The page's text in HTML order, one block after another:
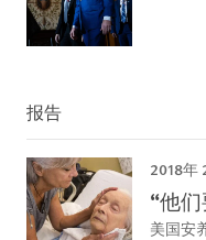
报告
2018年
“他
美国安